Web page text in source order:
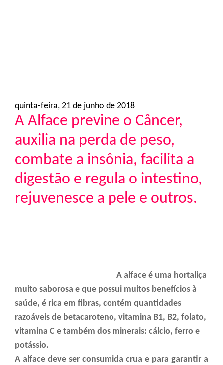
quinta-feira, 21 de junho de 2018
A Alface previne o Câncer,
auxilia na perda de peso,
combate a insônia, facilita a
digestão e regula o intestino,
rejuvenesce a pele e outros.
A alface é uma hortaliça
muito saborosa e que possui muitos benefícios à
saúde, é rica em fibras, contém quantidades
razoáveis de betacaroteno, vitamina B1, B2, folato,
vitamina C e também dos minerais: cálcio, ferro e
potássio.
A alface deve ser consumida crua e para garantir a